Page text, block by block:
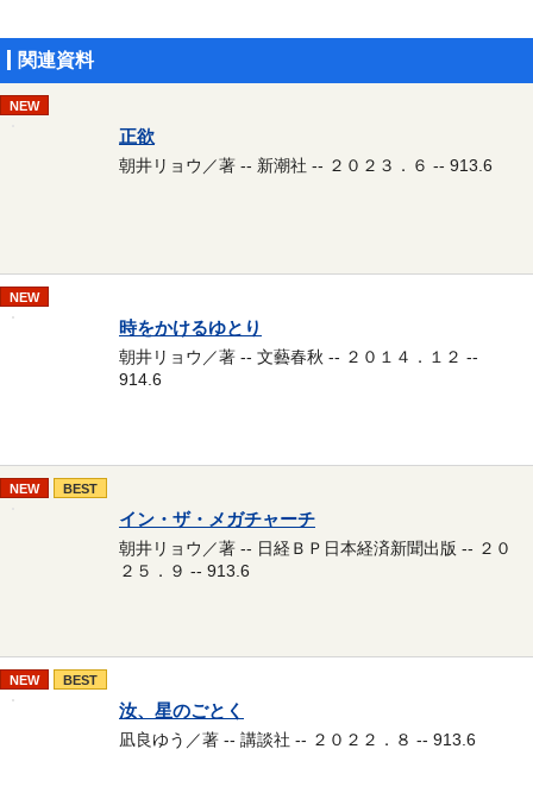
関連資料
NEW
正欲
朝井リョウ／著 -- 新潮社 -- ２０２３．６ -- 913.6
NEW
時をかけるゆとり
朝井リョウ／著 -- 文藝春秋 -- ２０１４．１２ --
914.6
NEW BEST
イン・ザ・メガチャーチ
朝井リョウ／著 -- 日経ＢＰ日本経済新聞出版 -- ２０
２５．９ -- 913.6
NEW BEST
汝、星のごとく
凪良ゆう／著 -- 講談社 -- ２０２２．８ -- 913.6